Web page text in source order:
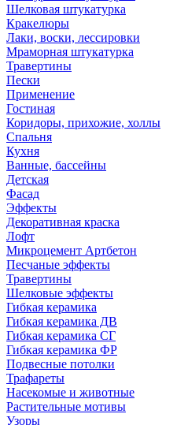
Шелковая штукатурка
Кракелюры
Лаки, воски, лессировки
Мраморная штукатурка
Травертины
Пески
Применение
Гостиная
Коридоры, прихожие, холлы
Спальня
Кухня
Ванные, бассейны
Детская
Фасад
Эффекты
Декоративная краска
Лофт
Микроцемент Артбетон
Песчаные эффекты
Травертины
Шелковые эффекты
Гибкая керамика
Гибкая керамика ДВ
Гибкая керамика СГ
Гибкая керамика ФР
Подвесные потолки
Трафареты
Насекомые и животные
Растительные мотивы
Узоры